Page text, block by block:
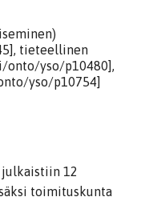
tieteellinen
onto/yso/p10480],
yso/p10754]
julkaistiin 12
toimituskunta